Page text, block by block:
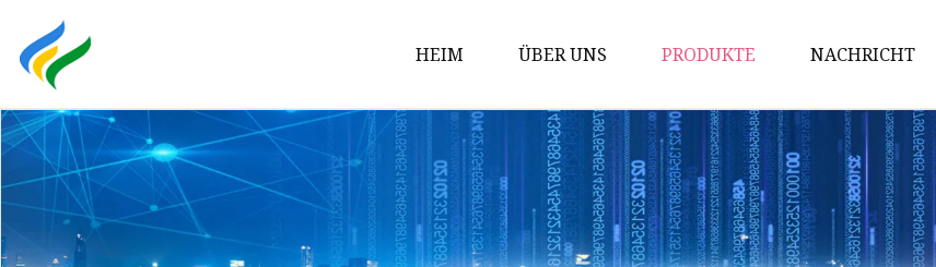
HEIM ÜBER UNS PRODUKTE
Sanitärpumpen
Drehkolbenpumpe
Schneckenpumpe
Zentrifugalpumpe
NACHRICHT